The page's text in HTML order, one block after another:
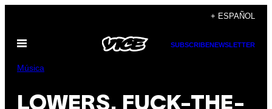
contenido
+ ESPAÑOL
Abrir
SUBSCRIBENEWSLETTER
Música
LOWERS, FUCK-THE-